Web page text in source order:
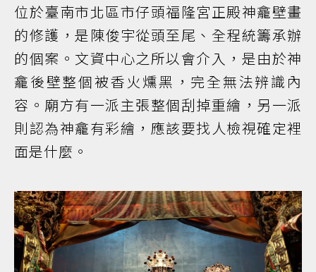
位於臺南市北區市仔頭福隆宮正殿神龕壁畫
的修護，是陳俊宇從頭至尾、全程統籌承辦
的個案。文資中心之所以會介入，是由於神
龕後壁整個被香火燻黑，完全無法辨識內
容。廟方有一派主張整個刮掉重繪，另一派
則認為神龕有彩繪，應該要找人檢視確定裡
面是什麼。